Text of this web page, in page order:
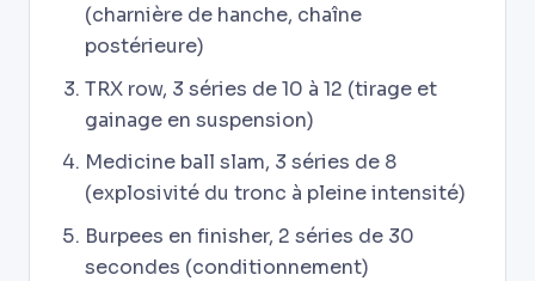
(charnière de hanche, chaîne
postérieure)
TRX row, 3 séries de 10 à 12 (tirage et
gainage en suspension)
Medicine ball slam, 3 séries de 8
(explosivité du tronc à pleine intensité)
Burpees en finisher, 2 séries de 30
secondes (conditionnement)